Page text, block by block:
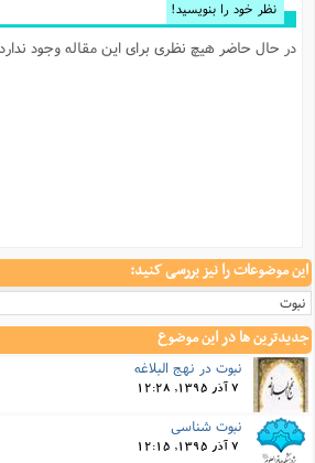
نظر خود را بنویسید!
در حال حاضر هیچ نظری برای این مقاله وجود ندارد.
این موضوعات را نیز بررسی کنید:
نبوت
جدیدترین ها در این موضوع
نبوت در نهج البلاغه
7 آذر 1395, 12:28
نبوت شناسی
7 آذر 1395, 12:15